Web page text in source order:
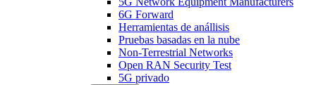
6G Forward
Herramientas de anállisis
Pruebas basadas en la nube
Non-Terrestrial Networks
Open RAN Security Test
5G privado